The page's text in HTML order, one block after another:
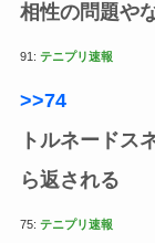
相性の問題や
91: テニプリ速報
>>74
トルネードス
ら返される
75: テニプリ速報